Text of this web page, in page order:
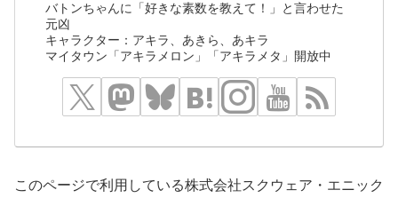
バトンちゃんに「好きな素数を教えて！」と言わせた
元凶
キャラクター：アキラ、あきら、あキラ
マイタウン「アキラメロン」「アキラメタ」開放中
このページで利用している株式会社スクウェア・エニック